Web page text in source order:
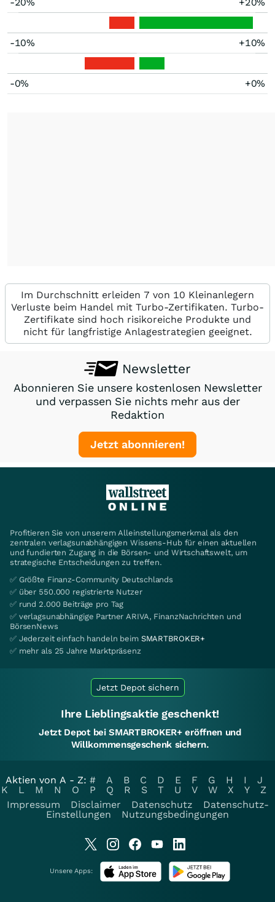
-10% +10%
-0% +0%
Im Durchschnitt erleiden 7 von 10 Kleinanlegern
Verluste beim Handel mit Turbo-Zertifikaten. Turbo-
Zertifikate sind hoch risikoreiche Produkte und
nicht für langfristige Anlagestrategien geeignet.
Newsletter
Abonnieren Sie unsere kostenlosen Newsletter
und verpassen Sie nichts mehr aus der
Redaktion
Jetzt abonnieren!
Profitieren Sie von unserem Alleinstellungsmerkmal als den
zentralen verlagsunabhängigen Wissens-Hub für einen aktuellen
und fundierten Zugang in die Börsen- und Wirtschaftswelt, um
strategische Entscheidungen zu treffen.
✅ Größte Finanz-Community Deutschlands
✅ über 550.000 registrierte Nutzer
✅ rund 2.000 Beiträge pro Tag
✅ verlagsunabhängige Partner ARIVA, FinanzNachrichten und
BörsenNews
✅ Jederzeit einfach handeln beim SMARTBROKER+
✅ mehr als 25 Jahre Marktpräsenz
Jetzt Depot sichern
Ihre Lieblingsaktie geschenkt!
Jetzt Depot bei SMARTBROKER+ eröffnen und
Willkommensgeschenk sichern.
Aktien von A - Z: # A B C D E F G H I
J
K
L M N O P Q R S T U V W X Y
Z
Impressum
Disclaimer Datenschutz
Datenschutz-
Einstellungen
Nutzungsbedingungen
Unsere Apps: